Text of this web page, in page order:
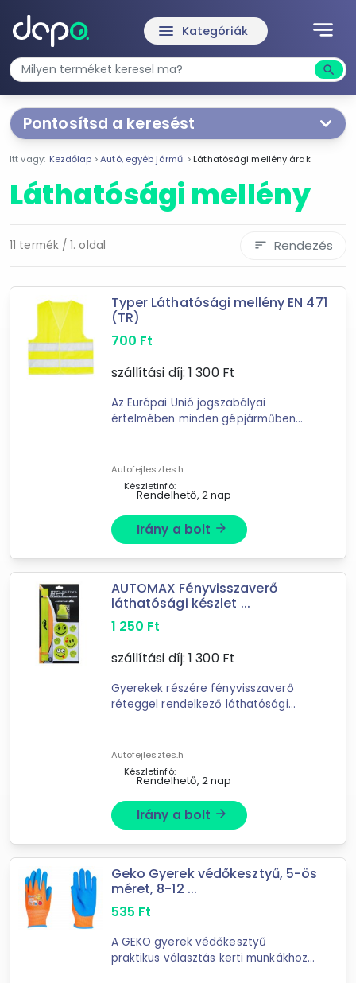
notes
menu Kategóriák
search
Pontosítsd a keresést
Segítünk a keresésben!
Válaszd ki a jellemzőketTe magad!
535 Ft 1 750 Ft
-
Mást is keresel? Válogass a Depo teljes
Forgalmazók
Autofejlesztes.hu
Dobozrendelo.hu
PrimaNet.hu
Akcióswebáruház
Akkumulatordepo Akku Szaküzlet
INNOTECH SHOP
Itt vagy: Kezdőlap Autó, egyéb jármű Láthatósági mellény árak
Láthatósági mellény
11 termék / 1. oldal sort Rendezés
Typer Láthatósági mellény EN 471
(TR)
700 Ft
szállítási díj: 1 300Ft
Az Európai Unió jogszabályai
értelmében minden gépjárműben
számára készült; méretei pedig ...
Autofejlesztes.h
Készletinfó:
Rendelhető, 2 nap
Irány a bolt arrow_forward
AUTOMAX Fényvisszaverő
láthatósági készlet ...
1 250 Ft
szállítási díj: 1 300Ft
Gyerekek részére fényvisszaverő
réteggel rendelkező láthatósági
közlekedés során, illetve ...
Autofejlesztes.h
Készletinfó:
Rendelhető, 2 nap
Irány a bolt arrow_forward
Geko Gyerek védőkesztyű, 5-ös
méret, 8-12 ...
535 Ft
A GEKO gyerek védőkesztyű
praktikus választás kerti munkákhoz;